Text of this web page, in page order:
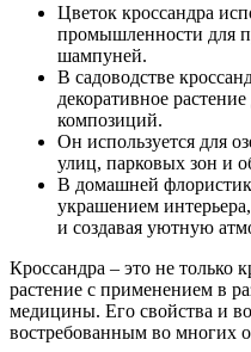
Цветок кроссандра
промышленности для
шампуней.
В садоводстве
декоративное
композиций.
Он используется для
улиц, парковых зон и
В домашней
украшением
и создавая уютную
Кроссандра – это не только
растение с применением в
медицины. Его свойства и
востребованным во многих